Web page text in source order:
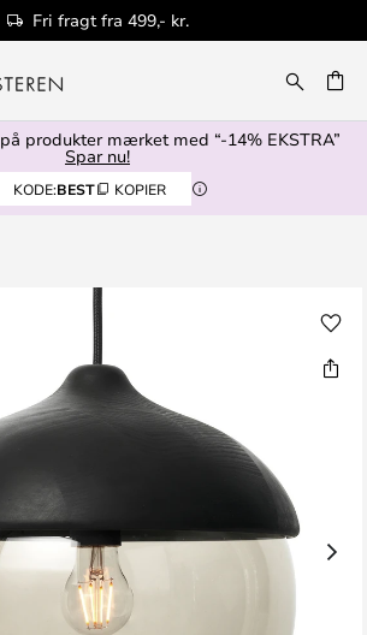
Fri fragt fra 499,- kr.
på produkter mærket med “-14% EKSTRA”
Spar nu!
KODE:BEST KOPIER